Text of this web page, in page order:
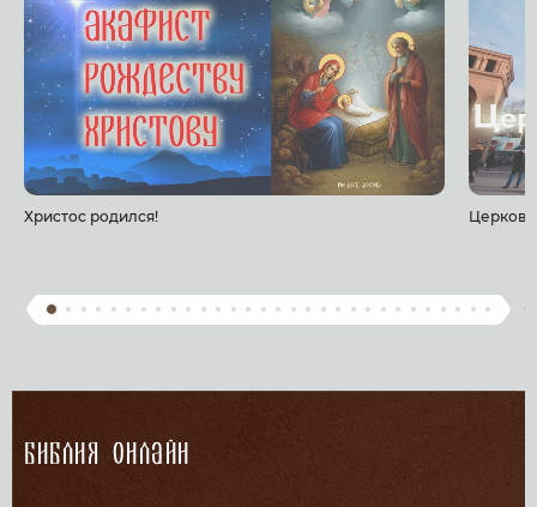
Христос родился! Церковь
Библия онлайн